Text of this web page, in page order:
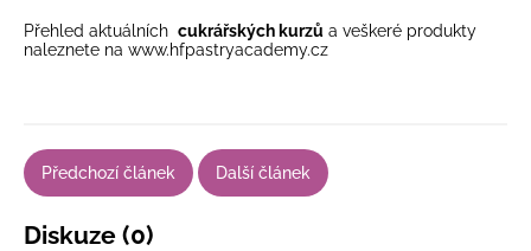
Přehled aktuálních cukrářských kurzů a veškeré produkty
naleznete na www.hfpastryacademy.cz
Předchozí článek Další článek
Diskuze (0)